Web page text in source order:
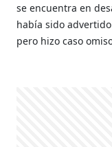
se encuentra en
había sido
pero hizo caso